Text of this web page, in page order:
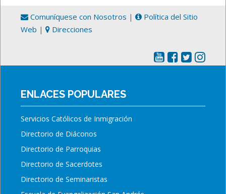
Comuníquese con Nosotros |
Política del Sitio
Web | Direcciones
ENLACES POPULARES
Servicios Católicos de Inmigración
Directorio de Diáconos
Directorio de Parroquias
Directorio de Sacerdotes
Directorio de Seminaristas